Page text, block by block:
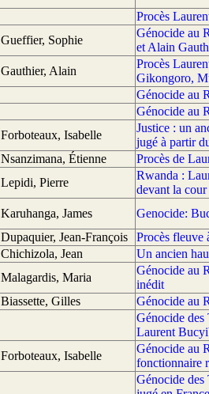
Procès
Gueffier, Sophie
Génocide au
et Alain
Gauthier, Alain
Procès
Gikongoro,
Génocide au
Génocide au
Forboteaux, Isabelle
Justice : un
jugé à partir
Nsanzimana, Étienne
Procès de
Lepidi, Pierre
Rwanda :
devant la cour
Karuhanga, James
Genocide:
Dupaquier, Jean-François
Procès fleuve
Chichizola, Jean
Un ancien
Malagardis, Maria
Génocide au
inédit
Biassette, Gilles
Génocide au
Génocide des
Laurent
Forboteaux, Isabelle
Génocide au
fonctionnaire
Génocide des